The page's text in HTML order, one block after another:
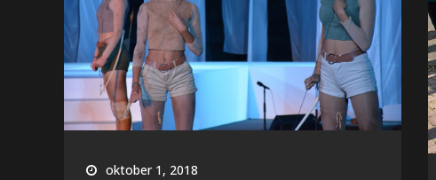
oktober 1, 2018